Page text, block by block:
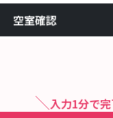
空室確認
入力1分で完